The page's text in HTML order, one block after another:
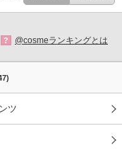
? @cosmeランキングとは
ツ